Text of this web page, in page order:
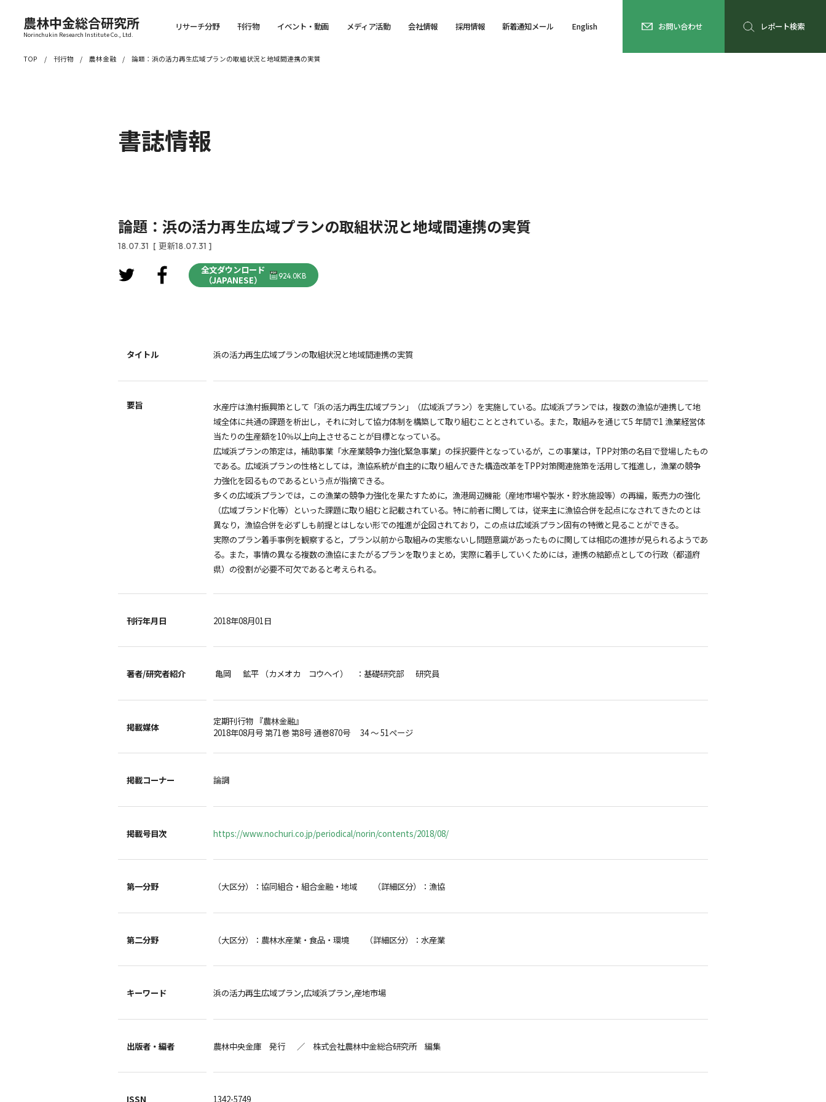
農林中金総合研究所
Norinchukin Research Institute Co., Ltd.
リサーチ分野 刊行物 イベント・動画 メディア活動 会社情報 採用情報 新着通知メール English お問い合わせ レポート検索
TOP 刊行物 農林金融 論題：浜の活力再生広域プランの取組状況と地域間連携の実質
書誌情報
論題：浜の活力再生広域プランの取組状況と地域間連携の実質
18.07.31 [ 更新18.07.31 ]
全文ダウンロード
（JAPANESE）
924.0KB
タイトル 浜の活力再生広域プランの取組状況と地域間連携の実質
要旨
水産庁は漁村振興策として「浜の活力再生広域プラン」（広域浜プラン）を実施している。広域浜プランでは，複数の漁協が連携して地
域全体に共通の課題を析出し，それに対して協力体制を構築して取り組むこととされている。また，取組みを通じて5 年間で1 漁業経営体
当たりの生産額を10％以上向上させることが目標となっている。
広域浜プランの策定は，補助事業「水産業競争力強化緊急事業」の採択要件となっているが，この事業は，TPP対策の名目で登場したもの
である。広域浜プランの性格としては，漁協系統が自主的に取り組んできた構造改革をTPP対策関連施策を活用して推進し，漁業の競争
力強化を図るものであるという点が指摘できる。
多くの広域浜プランでは，この漁業の競争力強化を果たすために，漁港周辺機能（産地市場や製氷・貯氷施設等）の再編，販売力の強化
（広域ブランド化等）といった課題に取り組むと記載されている。特に前者に関しては，従来主に漁協合併を起点になされてきたのとは
異なり，漁協合併を必ずしも前提とはしない形での推進が企図されており，この点は広域浜プラン固有の特徴と見ることができる。
実際のプラン着手事例を観察すると，プラン以前から取組みの実態ないし問題意識があったものに関しては相応の進捗が見られるようであ
る。また，事情の異なる複数の漁協にまたがるプランを取りまとめ，実際に着手していくためには，連携の結節点としての行政（都道府
県）の役割が必要不可欠であると考えられる。
刊行年月日 2018年08月01日
著者/研究者紹介 亀岡 鉱平 （カメオカ コウヘイ） ：基礎研究部 研究員
掲載媒体
定期刊行物 『農林金融』
2018年08月号 第71巻 第8号 通巻870号 34 ～ 51ページ
掲載コーナー 論調
掲載号目次 https://www.nochuri.co.jp/periodical/norin/contents/2018/08/
第一分野 （大区分）：協同組合・組合金融・地域 （詳細区分）：漁協
第二分野 （大区分）：農林水産業・食品・環境 （詳細区分）：水産業
キーワード 浜の活力再生広域プラン,広域浜プラン,産地市場
出版者・編者 農林中央金庫 発行 ／ 株式会社農林中金総合研究所 編集
ISSN 1342-5749